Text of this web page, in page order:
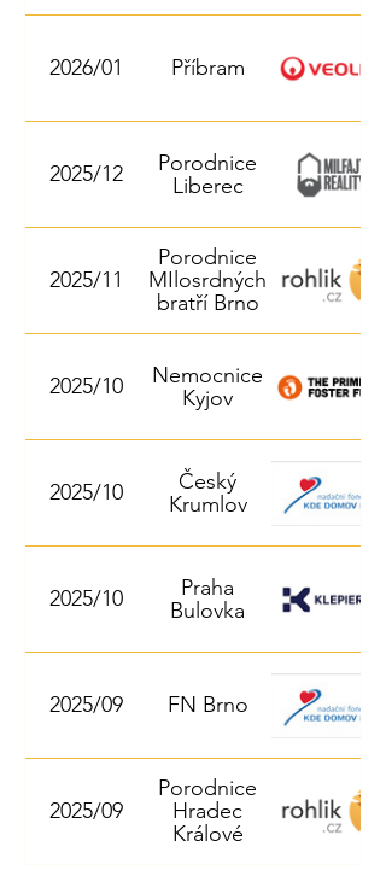
2026/01 Příbram
2025/12
Porodnice
Liberec
2025/11
Porodnice
MIlosrdných
bratří Brno
2025/10
Nemocnice
Kyjov
2025/10
Český
Krumlov
2025/10
Praha
Bulovka
2025/09 FN Brno
2025/09
Porodnice
Hradec
Králové